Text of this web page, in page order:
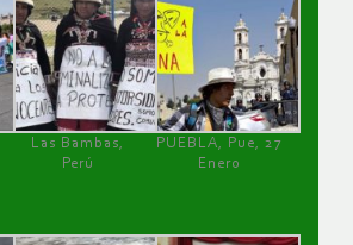
Las Bambas,
Perú
PUEBLA, Pue, 27
Enero